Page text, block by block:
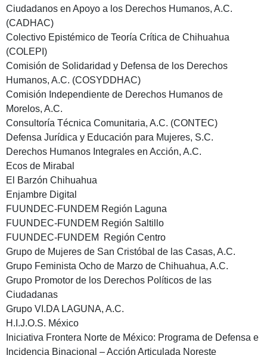
Ciudadanos en Apoyo a los Derechos Humanos, A.C.
(CADHAC)
Colectivo Epistémico de Teoría Crítica de Chihuahua
(COLEPI)
Comisión de Solidaridad y Defensa de los Derechos
Humanos, A.C. (COSYDDHAC)
Comisión Independiente de Derechos Humanos de
Morelos, A.C.
Consultoría Técnica Comunitaria, A.C. (CONTEC)
Defensa Jurídica y Educación para Mujeres, S.C.
Derechos Humanos Integrales en Acción, A.C.
Ecos de Mirabal
El Barzón Chihuahua
Enjambre Digital
FUUNDEC-FUNDEM Región Laguna
FUUNDEC-FUNDEM Región Saltillo
FUUNDEC-FUNDEM Región Centro
Grupo de Mujeres de San Cristóbal de las Casas, A.C.
Grupo Feminista Ocho de Marzo de Chihuahua, A.C.
Grupo Promotor de los Derechos Políticos de las
Ciudadanas
Grupo VI.DA LAGUNA, A.C.
H.I.J.O.S. México
Iniciativa Frontera Norte de México: Programa de Defensa e
Incidencia Binacional – Acción Articulada Noreste